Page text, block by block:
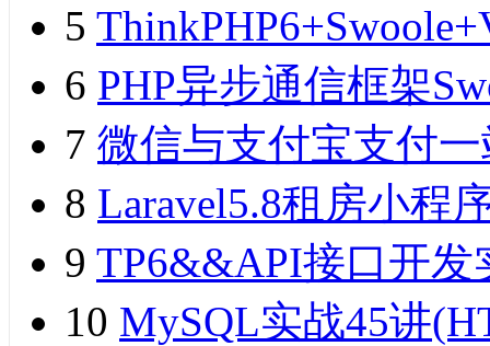
5
6 PHP异步通信框架
7 微信与支付宝支付
8 Laravel5.8租房小程
9 TP6&&API接口开发
10 MySQL实战45讲